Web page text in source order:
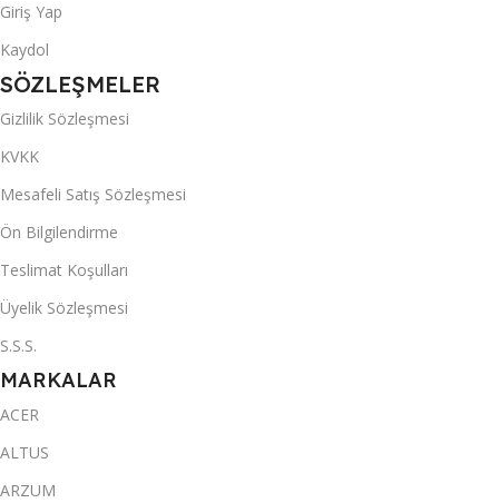
Giriş Yap
Kaydol
SÖZLEŞMELER
Gizlilik Sözleşmesi
KVKK
Mesafeli Satış Sözleşmesi
Ön Bilgilendirme
Teslimat Koşulları
Üyelik Sözleşmesi
S.S.S.
MARKALAR
ACER
ALTUS
ARZUM